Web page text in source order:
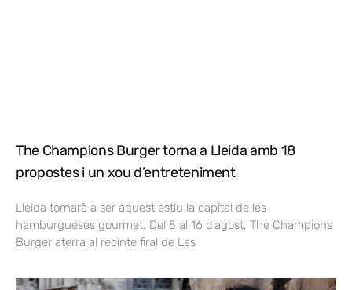
The Champions Burger torna a Lleida amb 18
propostes i un xou d’entreteniment
Lleida tornarà a ser aquest estiu la capital de les
hamburgueses gourmet. Del 5 al 16 d’agost, The Champions
Burger aterra al recinte firal de Les